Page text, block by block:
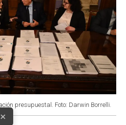
presupuestal. Foto: Darwin Borrelli.
×